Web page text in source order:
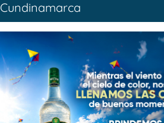
Cundinamarca